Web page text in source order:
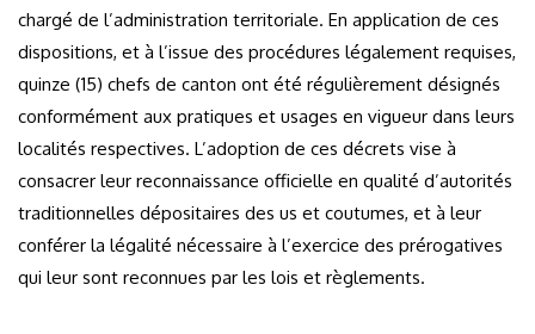
chargé de l’administration territoriale. En application de ces
dispositions, et à l’issue des procédures légalement requises,
quinze (15) chefs de canton ont été régulièrement désignés
conformément aux pratiques et usages en vigueur dans leurs
localités respectives. L’adoption de ces décrets vise à
consacrer leur reconnaissance officielle en qualité d’autorités
traditionnelles dépositaires des us et coutumes, et à leur
conférer la légalité nécessaire à l’exercice des prérogatives
qui leur sont reconnues par les lois et règlements.